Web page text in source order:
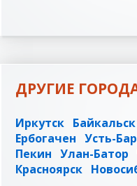
ДРУГИЕ
Иркутск Байкальск
Ербогачен Усть-
Пекин Улан-Батор
Красноярск